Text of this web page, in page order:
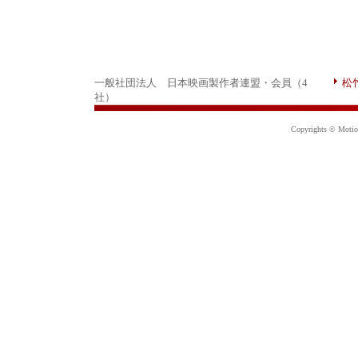
一般社団法人 日本映画製作者連盟・会員（4
社）
松
Copyrights ©